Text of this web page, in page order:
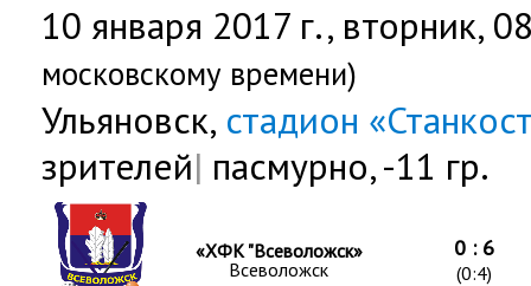
10 января 2017 г., вторник,
московскому времени)
Ульяновск, стадион
зрителей| пасмурно, -11 гр.
«ХФК "Всеволожск»
Всеволожск
0 : 6
(0:4)